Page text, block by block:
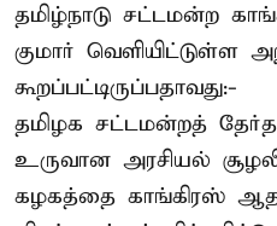
தமிழ்நாடு சட்டமன்ற
குமார் வெளியிட்டுள்ள
கூறப்பட்டிருப்பதாவது:-
தமிழக சட்டமன்றத் தேர்தல்
உருவான அரசியல்
கழகத்தை காங்கிரஸ்